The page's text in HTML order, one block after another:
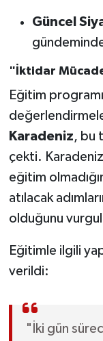
Güncel
"İktidar
Eğitim
Karadeniz, bu
çekti.
eğitim
atılacak
olduğunu
Eğitimle ilgili
verildi:
"İki gün